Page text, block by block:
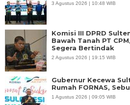
3 Agustus 2026 | 10:48 WIB
Komisi III DPRD
Bawah Tanah PT
Segera Bertindak
2 Agustus 2026 | 19:15 WIB
Gubernur Kecewa
Rumah FORNAS,
1 Agustus 2026 | 09:05 WIB